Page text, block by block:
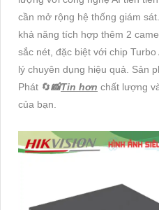
cần mở rộng hệ thống giám
khả năng tích hợp thêm 2
sắc nét, đặc biệt với chip
lý chuyên dụng hiệu quả. Sản
Phát 🔄📸Tin hơn chất lượng
của bạn.